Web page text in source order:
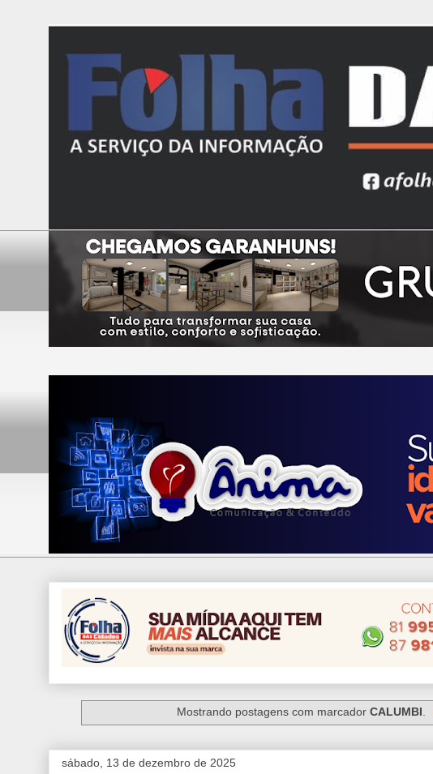
Mostrando postagens com marcador CALUMBI.
sábado, 13 de dezembro de 2025